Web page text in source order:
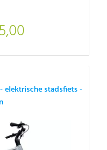
elektrische stadsfiets -